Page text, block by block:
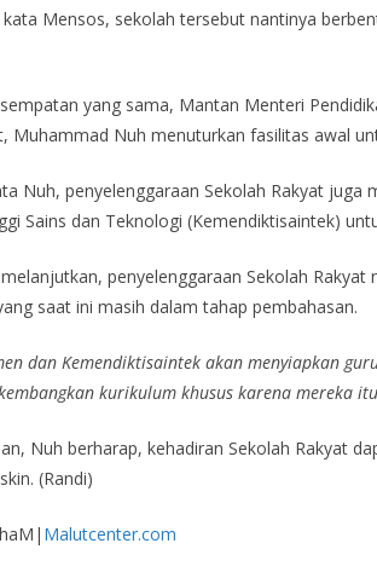
Mensos, sekolah tersebut nantinya
yang sama, Mantan Menteri
Muhammad Nuh menuturkan fasilitas awal
Nuh, penyelenggaraan Sekolah Rakyat
Sains dan Teknologi (Kemendiktisaintek)
penyelenggaraan Sekolah
saat ini masih dalam tahap pembahasan.
dan Kemendiktisaintek akan menyiapkan
kurikulum khusus karena mereka
Nuh berharap, kehadiran Sekolah Rakyat
(Randi)
Malutcenter.com